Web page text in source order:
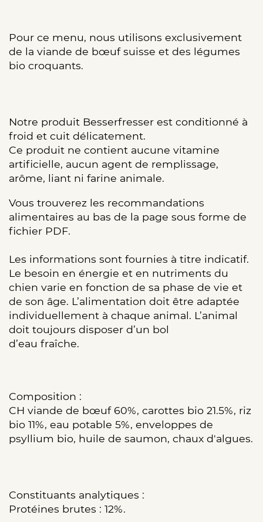
Pour ce menu, nous utilisons exclusivement
de la viande de bœuf suisse et des légumes
bio croquants.
Notre produit Besserfresser est conditionné à
froid et cuit délicatement.
Ce produit ne contient aucune vitamine
artificielle, aucun agent de remplissage,
arôme, liant ni farine animale.
Vous trouverez les recommandations
alimentaires au bas de la page sous forme de
fichier PDF.
Les informations sont fournies à titre indicatif.
Le besoin en énergie et en nutriments du
chien varie en fonction de sa phase de vie et
de son âge. L’alimentation doit être adaptée
individuellement à chaque animal. L’animal
doit toujours disposer d’un bol
d’eau fraîche.
Composition :
CH viande de bœuf 60%, carottes bio 21.5%, riz
bio 11%, eau potable 5%, enveloppes de
psyllium bio, huile de saumon, chaux d'algues.
Constituants analytiques :
Protéines brutes : 12%.